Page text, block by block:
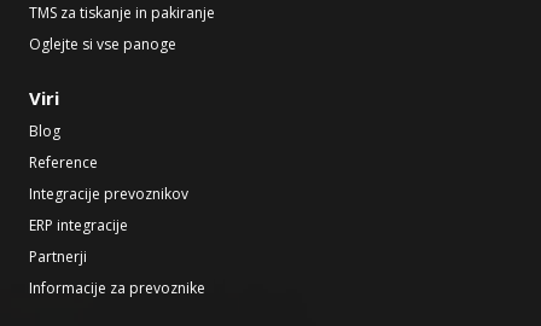
TMS za tiskanje in pakiranje
Oglejte si vse panoge
Viri
Blog
Reference
Integracije prevoznikov
ERP integracije
Partnerji
Informacije za prevoznike